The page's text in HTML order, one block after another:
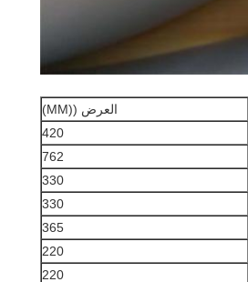
العرض ((MM)
420
762
330
330
365
220
220